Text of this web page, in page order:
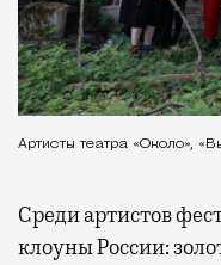
Артисты театра «Около»,
Среди артистов
клоуны России: